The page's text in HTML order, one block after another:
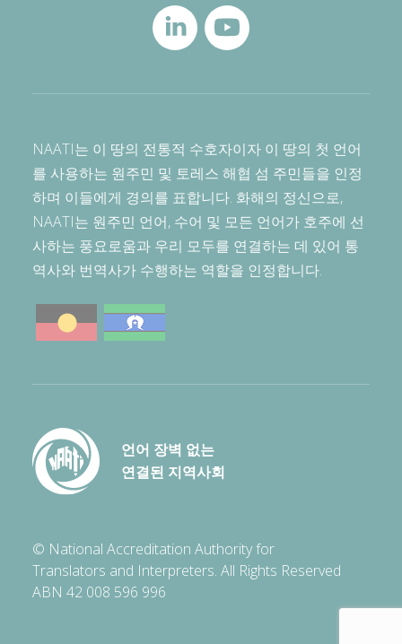
NAATI는 이 땅의 전통적 수호자이자 이 땅의 첫 언어
를 사용하는 원주민 및 토레스 해협 섬 주민들을 인정
하며 이들에게 경의를 표합니다. 화해의 정신으로,
NAATI는 원주민 언어, 수어 및 모든 언어가 호주에 선
사하는 풍요로움과 우리 모두를 연결하는 데 있어 통
역사와 번역사가 수행하는 역할을 인정합니다.
언어 장벽 없는
연결된 지역사회
© National Accreditation Authority for
Translators and Interpreters. All Rights Reserved
ABN 42 008 596 996